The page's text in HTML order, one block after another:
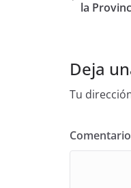
la
Deja
Tu
Comentario